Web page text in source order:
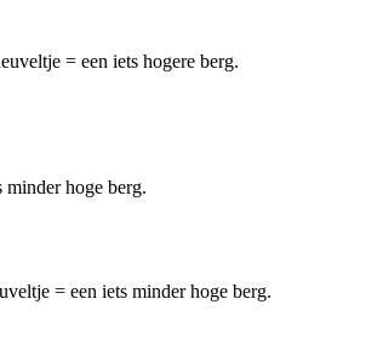
= een iets hogere berg.
hoge berg.
= een iets minder hoge berg.